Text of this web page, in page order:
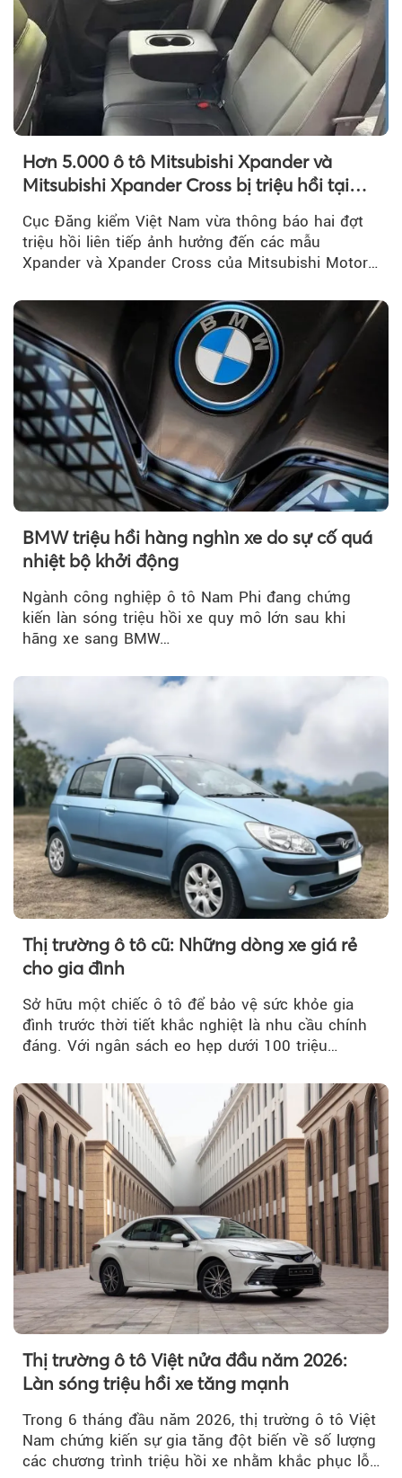
Hơn 5.000 ô tô Mitsubishi Xpander và
Mitsubishi Xpander Cross bị triệu hồi tại
Cục Đăng kiểm Việt Nam vừa thông báo hai đợt
triệu hồi liên tiếp ảnh hưởng đến các mẫu
Xpander và Xpander Cross của Mitsubishi Motor
BMW triệu hồi hàng nghìn xe do sự cố quá
nhiệt bộ khởi động
Ngành công nghiệp ô tô Nam Phi đang chứng
kiến làn sóng triệu hồi xe quy mô lớn sau khi
hãng xe sang BMW…
Thị trường ô tô cũ: Những dòng xe giá rẻ
cho gia đình
Sở hữu một chiếc ô tô để bảo vệ sức khỏe gia
đình trước thời tiết khắc nghiệt là nhu cầu chính
đáng. Với ngân sách eo hẹp dưới 100 triệu
Thị trường ô tô Việt nửa đầu năm 2026:
Làn sóng triệu hồi xe tăng mạnh
Trong 6 tháng đầu năm 2026, thị trường ô tô Việt
Nam chứng kiến sự gia tăng đột biến về số lượng
các chương trình triệu hồi xe nhằm khắc phục lỗi